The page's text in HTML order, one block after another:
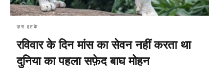
ज़रा हटके
रविवार के दिन मांस का सेवन नहीं करता था
दुनिया का पहला सफ़ेद बाघ मोहन